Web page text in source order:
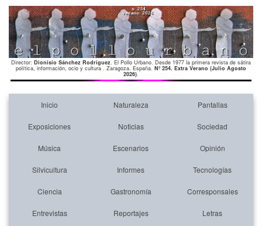
Director: Dionisio Sánchez Rodríguez. El Pollo Urbano. Desde 1977 la primera revista de sátira
política, información, ocio y cultura . Zaragoza. España. Nº 254. Extra Verano (Julio Agosto
2026).
Inicio Naturaleza Pantallas
Exposiciones Noticias Sociedad
Música Escenarios Opinión
Silvicultura Informes Tecnologías
Ciencia Gastronomía Corresponsales
Entrevistas Reportajes Letras